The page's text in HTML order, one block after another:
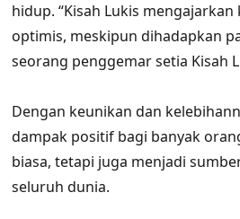
hidup. “Kisah Lukis
optimis, meskipun dihadapkan
seorang penggemar setia Kisah
Dengan keunikan dan
dampak positif bagi banyak
biasa, tetapi juga menjadi
seluruh dunia.